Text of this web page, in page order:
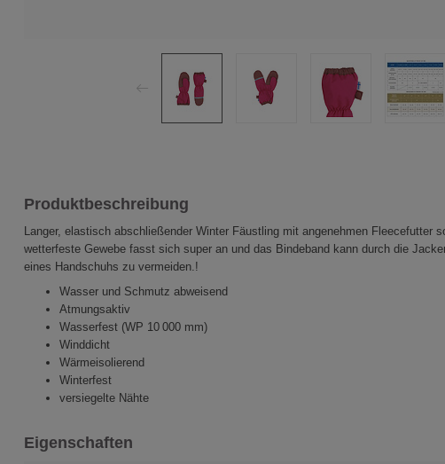
Produktbeschreibung
Langer, elastisch abschließender Winter Fäustling mit angenehmen Fleecefutter
wetterfeste Gewebe fasst sich super an und das Bindeband kann durch die
eines Handschuhs zu vermeiden.!
Wasser und Schmutz abweisend
Atmungsaktiv
Wasserfest (WP 10 000 mm)
Winddicht
Wärmeisolierend
Winterfest
versiegelte Nähte
Eigenschaften